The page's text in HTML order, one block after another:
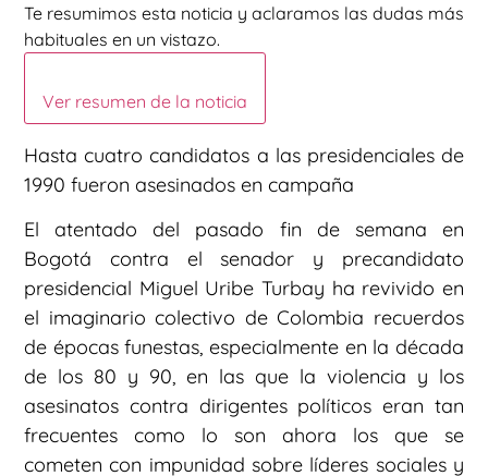
Te resumimos esta noticia y aclaramos las dudas más
habituales en un vistazo.
Ver resumen de la noticia
Hasta cuatro candidatos a las presidenciales de
1990 fueron asesinados en campaña
El atentado del pasado fin de semana en
Bogotá contra el senador y precandidato
presidencial Miguel Uribe Turbay ha revivido en
el imaginario colectivo de Colombia recuerdos
de épocas funestas, especialmente en la década
de los 80 y 90, en las que la violencia y los
asesinatos contra dirigentes políticos eran tan
frecuentes como lo son ahora los que se
cometen con impunidad sobre líderes sociales y